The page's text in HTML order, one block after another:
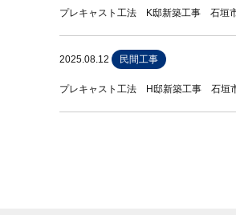
プレキャスト工法 K邸新築工事 石垣
2025.08.12 民間工事
プレキャスト工法 H邸新築工事 石垣